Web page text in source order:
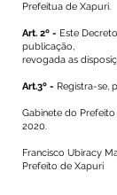
Prefeitua de Xapuri.
Art. 2º - Este
publicação,
revogada as
Art.3º - Registra-se,
Gabinete do
2020.
Francisco Ubiracy
Prefeito de Xapuri